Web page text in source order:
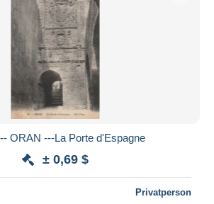
ORAN ---La Porte d'Espagne
± 0,69 $
Privatperson